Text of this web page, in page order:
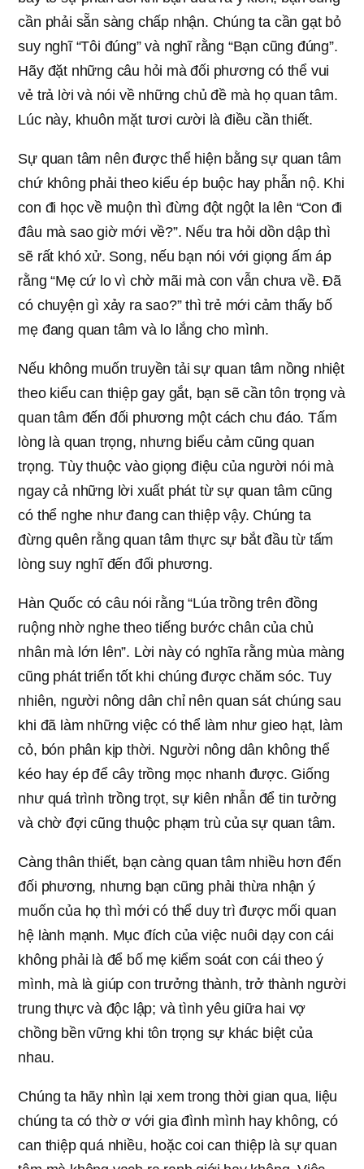
cần phải sẵn sàng chấp nhận. Chúng ta cần gạt bỏ
suy nghĩ “Tôi đúng” và nghĩ rằng “Bạn cũng đúng”.
Hãy đặt những câu hỏi mà đối phương có thể vui
vẻ trả lời và nói về những chủ đề mà họ quan tâm.
Lúc này, khuôn mặt tươi cười là điều cần thiết.
Sự quan tâm nên được thể hiện bằng sự quan tâm
chứ không phải theo kiểu ép buộc hay phẫn nộ. Khi
con đi học về muộn thì đừng đột ngột la lên “Con đi
đâu mà sao giờ mới về?”. Nếu tra hỏi dồn dập thì
sẽ rất khó xử. Song, nếu bạn nói với giọng ấm áp
rằng “Mẹ cứ lo vì chờ mãi mà con vẫn chưa về. Đã
có chuyện gì xảy ra sao?” thì trẻ mới cảm thấy bố
mẹ đang quan tâm và lo lắng cho mình.
Nếu không muốn truyền tải sự quan tâm nồng nhiệt
theo kiểu can thiệp gay gắt, bạn sẽ cần tôn trọng và
quan tâm đến đối phương một cách chu đáo. Tấm
lòng là quan trọng, nhưng biểu cảm cũng quan
trọng. Tùy thuộc vào giọng điệu của người nói mà
ngay cả những lời xuất phát từ sự quan tâm cũng
có thể nghe như đang can thiệp vậy. Chúng ta
đừng quên rằng quan tâm thực sự bắt đầu từ tấm
lòng suy nghĩ đến đối phương.
Hàn Quốc có câu nói rằng “Lúa trồng trên đồng
ruộng nhờ nghe theo tiếng bước chân của chủ
nhân mà lớn lên”. Lời này có nghĩa rằng mùa màng
cũng phát triển tốt khi chúng được chăm sóc. Tuy
nhiên, người nông dân chỉ nên quan sát chúng sau
khi đã làm những việc có thể làm như gieo hạt, làm
cỏ, bón phân kịp thời. Người nông dân không thể
kéo hay ép để cây trồng mọc nhanh được. Giống
như quá trình trồng trọt, sự kiên nhẫn để tin tưởng
và chờ đợi cũng thuộc phạm trù của sự quan tâm.
Càng thân thiết, bạn càng quan tâm nhiều hơn đến
đối phương, nhưng bạn cũng phải thừa nhận ý
muốn của họ thì mới có thể duy trì được mối quan
hệ lành mạnh. Mục đích của việc nuôi dạy con cái
không phải là để bố mẹ kiểm soát con cái theo ý
mình, mà là giúp con trưởng thành, trở thành người
trung thực và độc lập; và tình yêu giữa hai vợ
chồng bền vững khi tôn trọng sự khác biệt của
nhau.
Chúng ta hãy nhìn lại xem trong thời gian qua, liệu
chúng ta có thờ ơ với gia đình mình hay không, có
can thiệp quá nhiều, hoặc coi can thiệp là sự quan